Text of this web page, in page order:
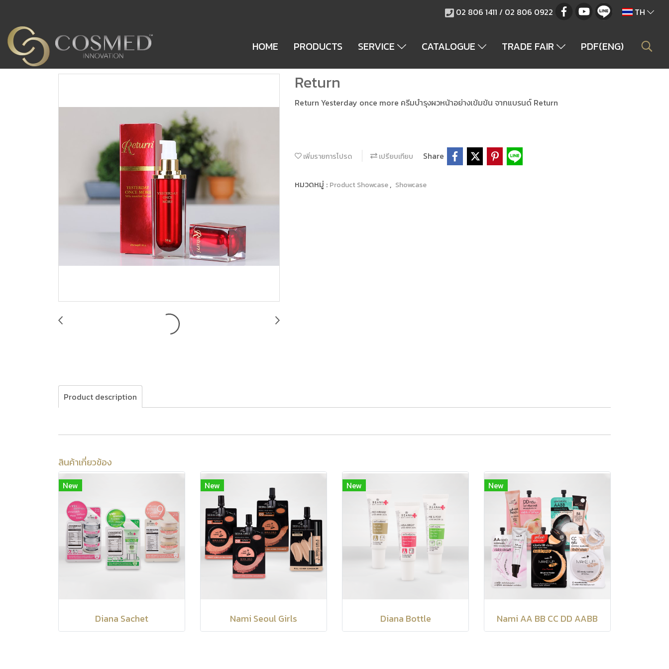
02 806 1411 / 02 806 0922 TH
HOME PRODUCTS SERVICE CATALOGUE TRADE FAIR PDF(ENG)
Return
Return Yesterday once more ครีมบำรุงผวหน้าอย่างเข้มข้น จากแบรนด์ Return
เพิ่มรายการโปรด เปรียบเทียบ Share
หมวดหมู่ : Product Showcase, Showcase
Product description
สินค้าเกี่ยวข้อง
New
Diana Sachet
New
Nami Seoul Girls
New
Diana Bottle
New
Nami AA BB CC DD AABB